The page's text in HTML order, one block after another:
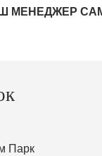
МЕНЕДЖЕР
Парк